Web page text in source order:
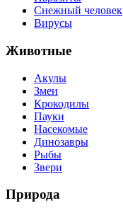
Снежный человек
Вирусы
Животные
Акулы
Змеи
Крокодилы
Пауки
Насекомые
Динозавры
Рыбы
Звери
Природа